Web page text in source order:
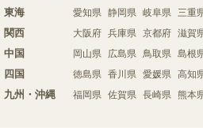
東海 愛知県 静岡県 岐阜県 三重
関西 大阪府 兵庫県 京都府 滋賀
中国 岡山県 広島県 鳥取県 島根
四国 徳島県 香川県 愛媛県 高知
九州・沖縄 福岡県 佐賀県 長崎県 熊本